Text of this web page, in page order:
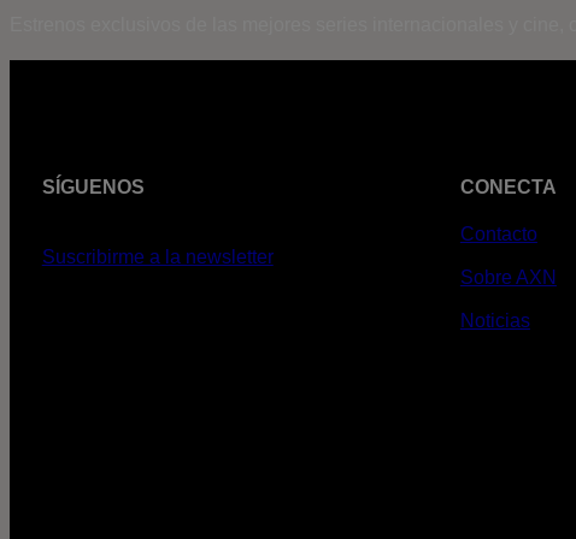
SÍGUENOS
Suscribirme a la newsletter
CONECTA
Contacto
Sobre AXN
Noticias